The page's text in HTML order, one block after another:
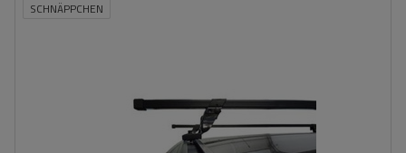
SCHNÄPPCHEN